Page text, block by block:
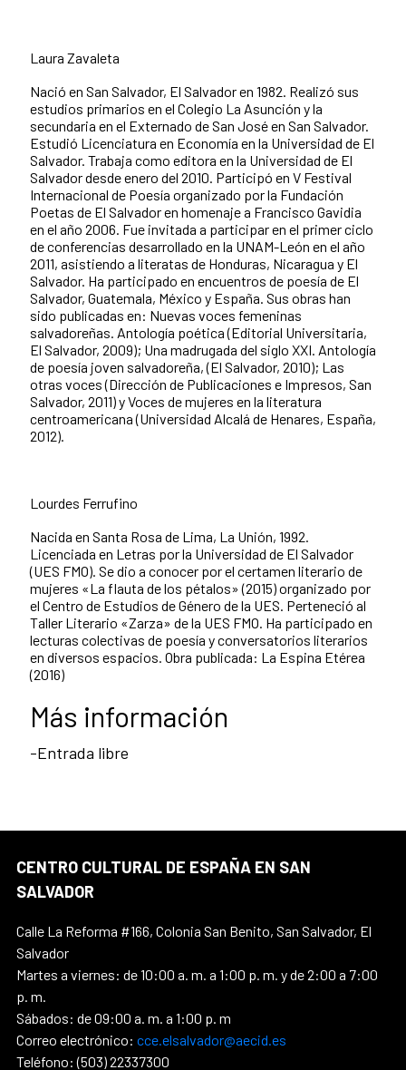
Laura Zavaleta
Nació en San Salvador, El Salvador en 1982. Realizó sus
estudios primarios en el Colegio La Asunción y la
secundaria en el Externado de San José en San Salvador.
Estudió Licenciatura en Economía en la Universidad de El
Salvador. Trabaja como editora en la Universidad de El
Salvador desde enero del 2010. Participó en V Festival
Internacional de Poesía organizado por la Fundación
Poetas de El Salvador en homenaje a Francisco Gavidia
en el año 2006. Fue invitada a participar en el primer ciclo
de conferencias desarrollado en la UNAM-León en el año
2011, asistiendo a literatas de Honduras, Nicaragua y El
Salvador. Ha participado en encuentros de poesía de El
Salvador, Guatemala, México y España. Sus obras han
sido publicadas en: Nuevas voces femeninas
salvadoreñas. Antología poética (Editorial Universitaria,
El Salvador, 2009); Una madrugada del siglo XXI. Antología
de poesía joven salvadoreña, (El Salvador, 2010); Las
otras voces (Dirección de Publicaciones e Impresos, San
Salvador, 2011) y Voces de mujeres en la literatura
centroamericana (Universidad Alcalá de Henares, España,
2012).
Lourdes Ferrufino
Nacida en Santa Rosa de Lima, La Unión, 1992.
Licenciada en Letras por la Universidad de El Salvador
(UES FMO). Se dio a conocer por el certamen literario de
mujeres «La flauta de los pétalos» (2015) organizado por
el Centro de Estudios de Género de la UES. Perteneció al
Taller Literario «Zarza» de la UES FMO. Ha participado en
lecturas colectivas de poesía y conversatorios literarios
en diversos espacios. Obra publicada: La Espina Etérea
(2016)
Más información
-Entrada libre
CENTRO CULTURAL DE ESPAÑA EN SAN
SALVADOR
Calle La Reforma #166, Colonia San Benito, San Salvador, El
Salvador
Martes a viernes: de 10:00 a. m. a 1:00 p. m. y de 2:00 a 7:00
p. m.
Sábados: de 09:00 a. m. a 1:00 p. m
Correo electrónico: cce.elsalvador@aecid.es
Teléfono: (503) 22337300